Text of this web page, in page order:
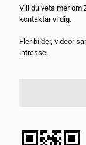
Vill du veta mer om
kontaktar vi dig.
Fler bilder, videor
intresse.